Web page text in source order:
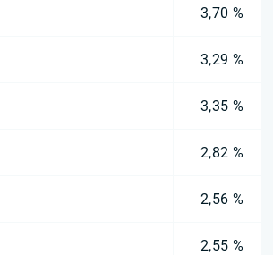
3,70 %
3,29 %
3,35 %
2,82 %
2,56 %
2,55 %